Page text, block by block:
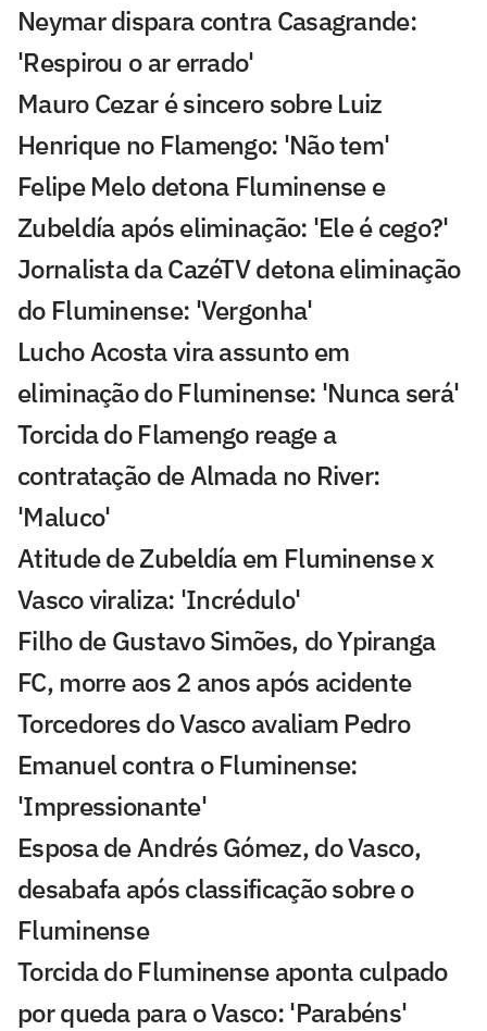
Neymar dispara contra Casagrande:
'Respirou o ar errado'
Mauro Cezar é sincero sobre Luiz
Henrique no Flamengo: 'Não tem'
Felipe Melo detona Fluminense e
Zubeldía após eliminação: 'Ele é cego?'
Jornalista da CazéTV detona eliminação
do Fluminense: 'Vergonha'
Lucho Acosta vira assunto em
eliminação do Fluminense: 'Nunca será'
Torcida do Flamengo reage a
contratação de Almada no River:
'Maluco'
Atitude de Zubeldía em Fluminense x
Vasco viraliza: 'Incrédulo'
Filho de Gustavo Simões, do Ypiranga
FC, morre aos 2 anos após acidente
Torcedores do Vasco avaliam Pedro
Emanuel contra o Fluminense:
'Impressionante'
Esposa de Andrés Gómez, do Vasco,
desabafa após classificação sobre o
Fluminense
Torcida do Fluminense aponta culpado
por queda para o Vasco: 'Parabéns'